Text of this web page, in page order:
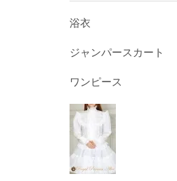
浴衣
ジャンパースカート
ワンピース